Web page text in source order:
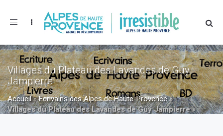
Toggle
Villages du Plateau des Lavandes de Guy
Jampierre
Accueil»Ecrivains des Alpes de Haute-Provence»
Villages du Plateau des Lavandes de Guy Jampierre»